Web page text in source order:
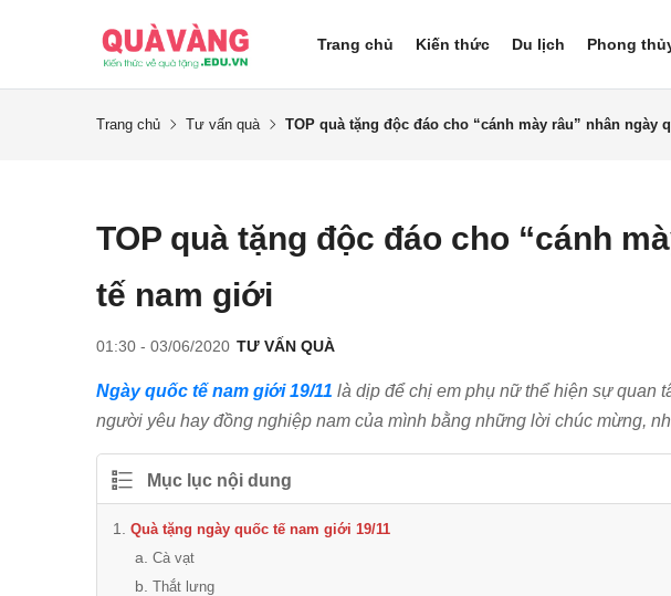
Trang chủ Kiến thức Du lịch Phong
Trang chủ Tư vấn quà TOP quà tặng độc đáo cho “cánh mày râu” nhân ngày
TOP quà tặng độc đáo cho “cánh
tế nam giới
01:30 - 03/06/2020 TƯ VẤN QUÀ
Ngày quốc tế nam giới 19/11 là dịp để chị em phụ nữ thể hiện sự quan
người yêu hay đồng nghiệp nam của mình bằng những lời chúc mừng,
Mục lục nội dung
Quà tặng ngày quốc tế nam giới 19/11
Cà vạt
Thắt lưng